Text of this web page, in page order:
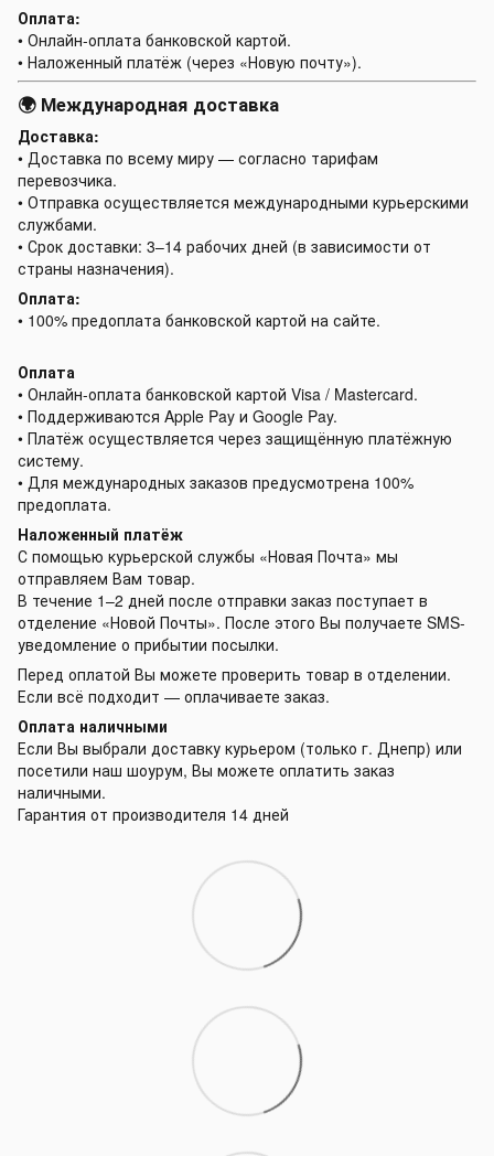
Оплата:
• Онлайн-оплата банковской картой.
• Наложенный платёж (через «Новую почту»).
🌍 Международная доставка
Доставка:
• Доставка по всему миру — согласно тарифам
перевозчика.
• Отправка осуществляется международными курьерскими
службами.
• Срок доставки: 3–14 рабочих дней (в зависимости от
страны назначения).
Оплата:
• 100% предоплата банковской картой на сайте.
Оплата
• Онлайн-оплата банковской картой Visa / Mastercard.
• Поддерживаются Apple Pay и Google Pay.
• Платёж осуществляется через защищённую платёжную
систему.
• Для международных заказов предусмотрена 100%
предоплата.
Наложенный платёж
С помощью курьерской службы «Новая Почта» мы
отправляем Вам товар.
В течение 1–2 дней после отправки заказ поступает в
отделение «Новой Почты». После этого Вы получаете SMS-
уведомление о прибытии посылки.
Перед оплатой Вы можете проверить товар в отделении.
Если всё подходит — оплачиваете заказ.
Оплата наличными
Если Вы выбрали доставку курьером (только г. Днепр) или
посетили наш шоурум, Вы можете оплатить заказ
наличными.
Гарантия от производителя 14 дней